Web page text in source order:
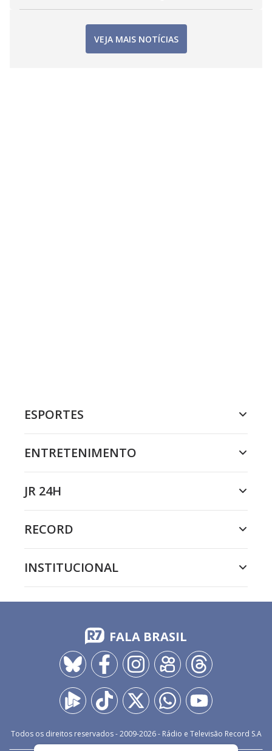
VEJA MAIS NOTÍCIAS
ESPORTES
ENTRETENIMENTO
JR 24H
RECORD
INSTITUCIONAL
FALA BRASIL
Todos os direitos reservados - 2009-2026- Rádio e Televisão Record S.A